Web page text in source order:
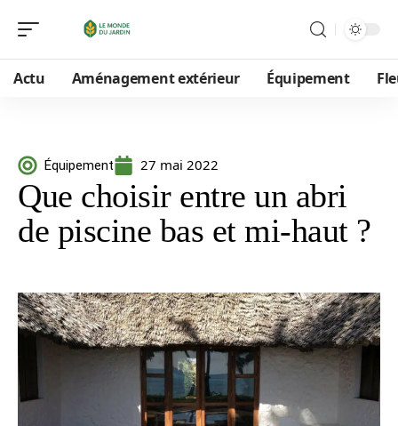
Actu Aménagement extérieur Équipement
Équipement 27 mai 2022
Que choisir entre un abri
de piscine bas et mi-haut ?